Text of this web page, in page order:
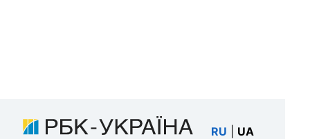
RU UA